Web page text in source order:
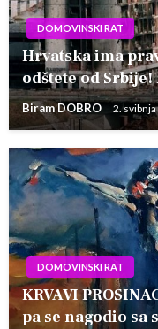
DOMOVINSKI RAT
Hrvatska ima
odštete od
Biram DOBRO 2.
DOMOVINSKI RAT
KRVAVI
pa se nagodio sa